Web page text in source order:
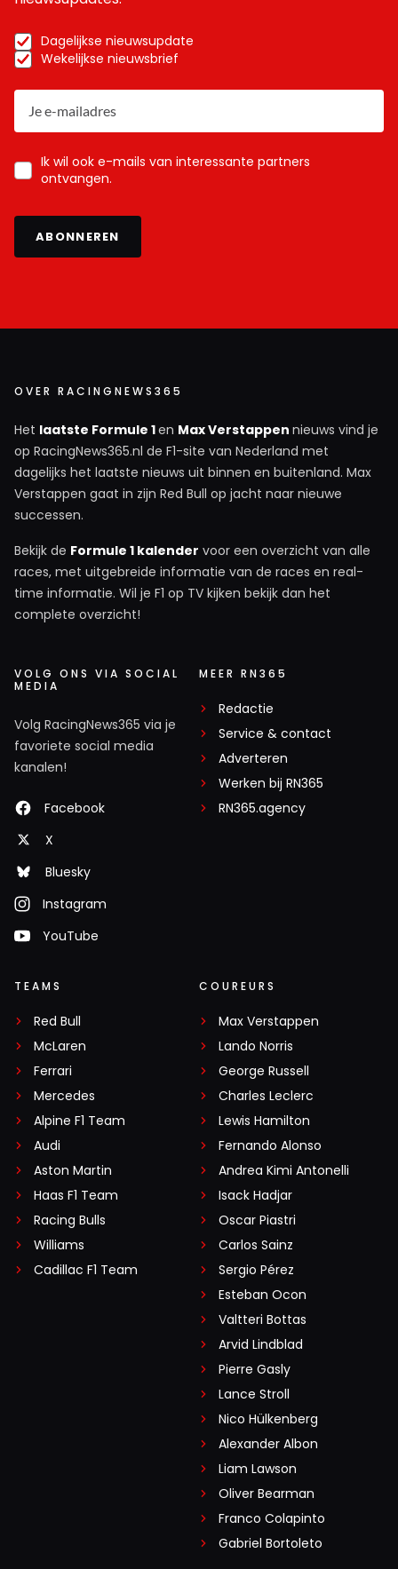
Dagelijkse nieuwsupdate
Wekelijkse nieuwsbrief
Ik wil ook e-mails van interessante partners
ontvangen.
ABONNEREN
OVER RACINGNEWS365
Het laatste Formule 1en Max Verstappen nieuws vind je
op RacingNews365.nl de F1-site van Nederland met
dagelijks het laatste nieuws uit binnen en buitenland. Max
Verstappen gaat in zijn Red Bull op jacht naar nieuwe
successen.
Bekijk de Formule 1 kalender voor een overzicht van alle
races, met uitgebreide informatie van de races en real-
time informatie. Wil je F1 op TV kijken bekijk dan het
complete overzicht!
VOLG ONS VIA SOCIAL
MEDIA
Volg RacingNews365 via je
favoriete social media
kanalen!
Facebook
X
Bluesky
Instagram
YouTube
MEER RN365
Redactie
Service & contact
Adverteren
Werken bij RN365
RN365.agency
TEAMS
Red Bull
McLaren
Ferrari
Mercedes
Alpine F1 Team
Audi
Aston Martin
Haas F1 Team
Racing Bulls
Williams
Cadillac F1 Team
COUREURS
Max Verstappen
Lando Norris
George Russell
Charles Leclerc
Lewis Hamilton
Fernando Alonso
Andrea Kimi Antonelli
Isack Hadjar
Oscar Piastri
Carlos Sainz
Sergio Pérez
Esteban Ocon
Valtteri Bottas
Arvid Lindblad
Pierre Gasly
Lance Stroll
Nico Hülkenberg
Alexander Albon
Liam Lawson
Oliver Bearman
Franco Colapinto
Gabriel Bortoleto